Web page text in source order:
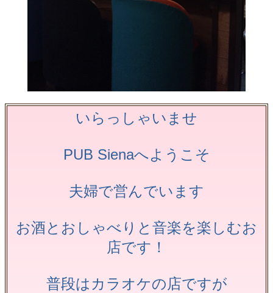
いらっしゃいませ
PUB Sienaへようこそ
夫婦で営んでいます
お酒とおしゃべりと音楽を楽しむお
店です！
普段はカラオケの店ですが